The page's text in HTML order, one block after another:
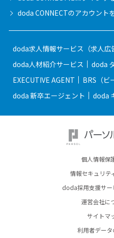
doda CONNECTのアカウント
doda求人情報サービス（求人広
doda人材紹介サービス
doda
EXECUTIVE AGENT
BRS（ビ
doda 新卒エージェント
doda
個人情報保
情報セキュリテ
doda採用支援サー
運営会社に
サイトマ
利用者デー